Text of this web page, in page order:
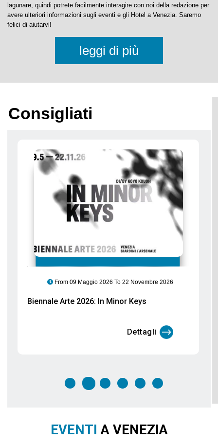
Prenotate direttamente dalla nostra lista diHotel a Veneziasenza alcun
costo aggiuntivo e al miglior prezzo.
Il nostro portale è sia una Guida di Venezia che un Blog sulla città
leggi di più
Gli Etruschi arrivano a Palazzo Ducale: